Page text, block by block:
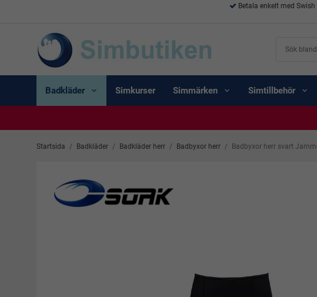
Betala enkelt med Swish
Badkläder Simkurser Simmärken Simtillbehör
Startsida / Badkläder / Badkläder herr / Badbyxor herr / Badbyxor herr svart